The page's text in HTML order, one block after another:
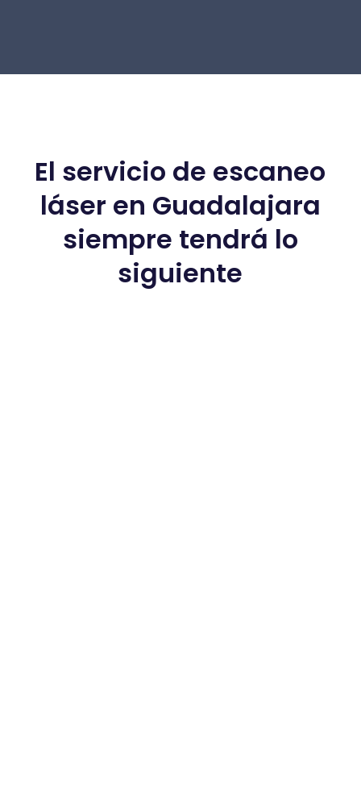
El servicio de escaneo
láser en Guadalajara
siempre tendrá lo
siguiente